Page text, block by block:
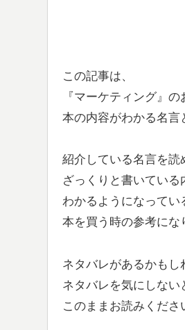
この記事は、
『マーケティング』
本の内容がわかる名言
紹介している名言を読
ざっくりと書いている
わかるようになってい
本を買う時の参考にな
ネタバレがあるかもし
ネタバレを気にしない
このままお読みくださ